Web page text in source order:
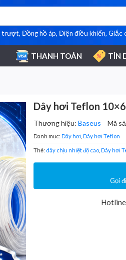
trượt, Đồng hồ áp, Điện điều khiển, Giắc
THANH TOÁN TÍN
Dây hơi Teflon
Thương hiệu: Baseus Mã
Danh mục: Dây hơi Dây hơi Teflon
Thẻ: dây chịu nhiệt độ cao Dây hơi
Gọi
Hotline